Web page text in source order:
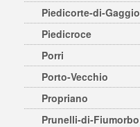
Piedicorte-di-Gaggio
Piedicroce
Porri
Porto-Vecchio
Propriano
Prunelli-di-Fiumorbo